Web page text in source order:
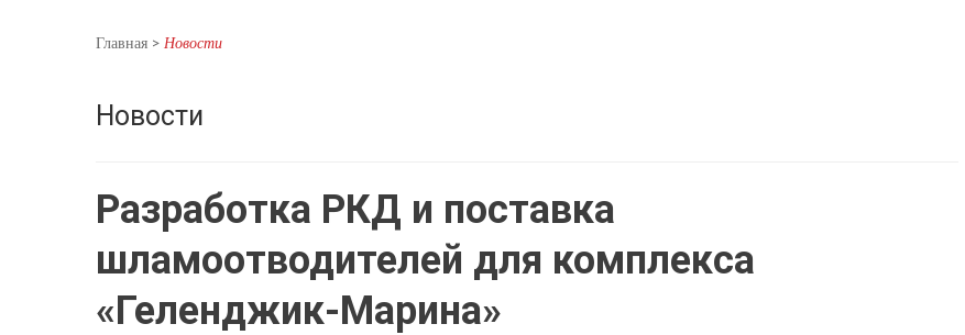
Главная > Новости
Новости
Разработка РКД и поставка
шламоотводителей для комплекса
«Геленджик-Марина»